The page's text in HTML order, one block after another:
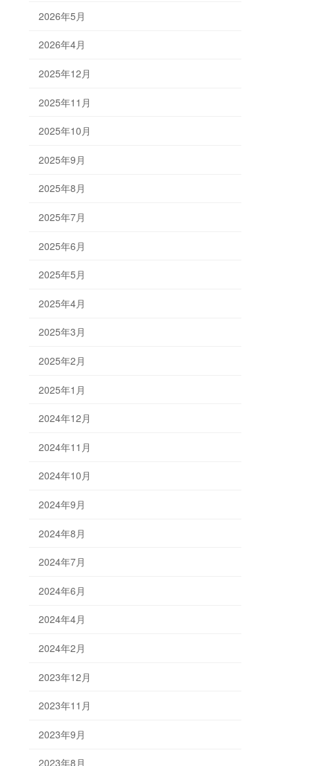
2026年5月
2026年4月
2025年12月
2025年11月
2025年10月
2025年9月
2025年8月
2025年7月
2025年6月
2025年5月
2025年4月
2025年3月
2025年2月
2025年1月
2024年12月
2024年11月
2024年10月
2024年9月
2024年8月
2024年7月
2024年6月
2024年4月
2024年2月
2023年12月
2023年11月
2023年9月
2023年8月